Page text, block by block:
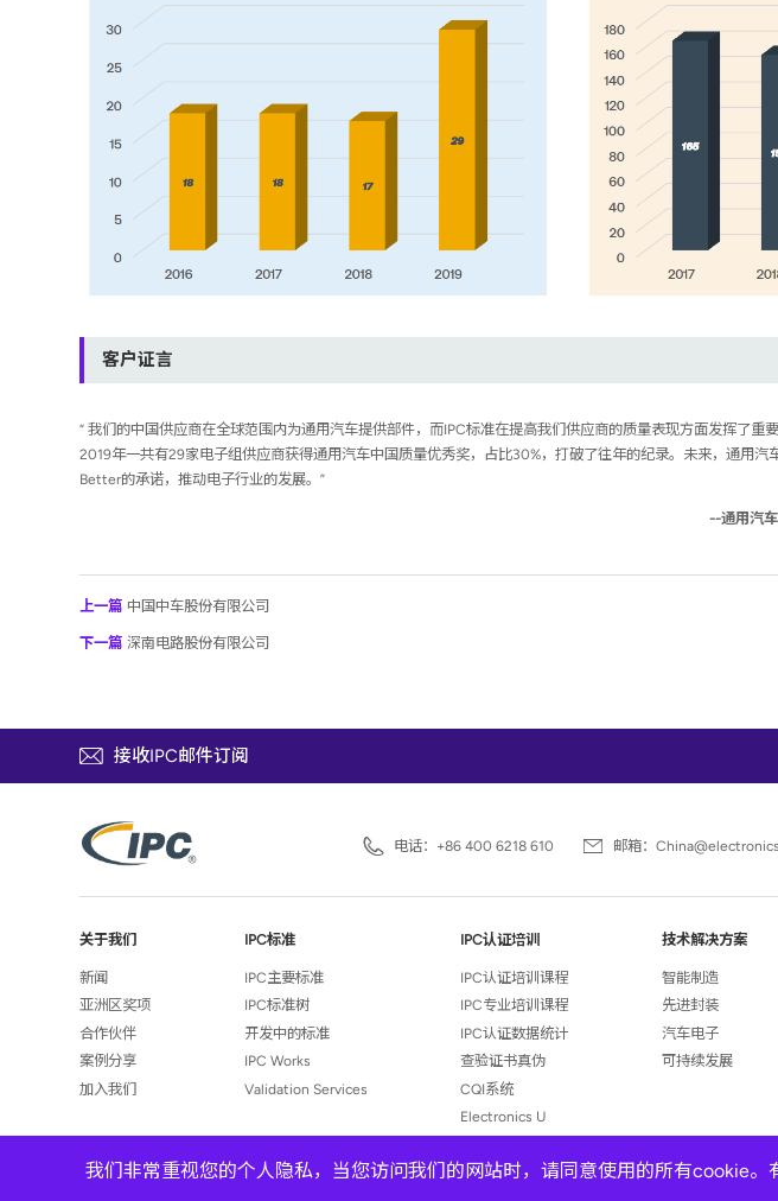
我们非常重视您的个人隐私，当您访问我们的网站时，请同意使用的所有cookie
客户证言
“ 我们的中国供应商在全球范围内为通用汽车提供部件，而IPC标准在提高我们供应商的质量表现方面发挥了重
2019年一共有29家电子组供应商获得通用汽车中国质量优秀奖，占比30%，打破了往年的纪录。未来，通用汽
Better的承诺，推动电子行业的发展。”
--通用汽
上一篇 中国中车股份有限公司
下一篇 深南电路股份有限公司
接收IPC邮件订阅
电话： +86 400 6218 610 邮箱：
关于我们
新闻
亚洲区奖项
合作伙伴
案例分享
加入我们
IPC标准
IPC主要标准
IPC标准树
开发中的标准
IPC Works
Validation Services
IPC认证培训
IPC认证培训课程
IPC专业培训课程
IPC认证数据统计
查验证书真伪
CQI系统
Electronics U
技术解决方案
智能制造
先进封装
汽车电子
可持续发展